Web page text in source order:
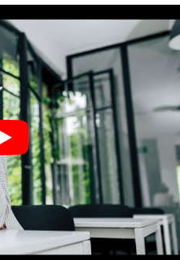
ihre Ideen
Nachhaltigkeit in der
für
am SQ-Zentrum der
und wissenschaftliche
geführten Green Office für
in der Lehre.